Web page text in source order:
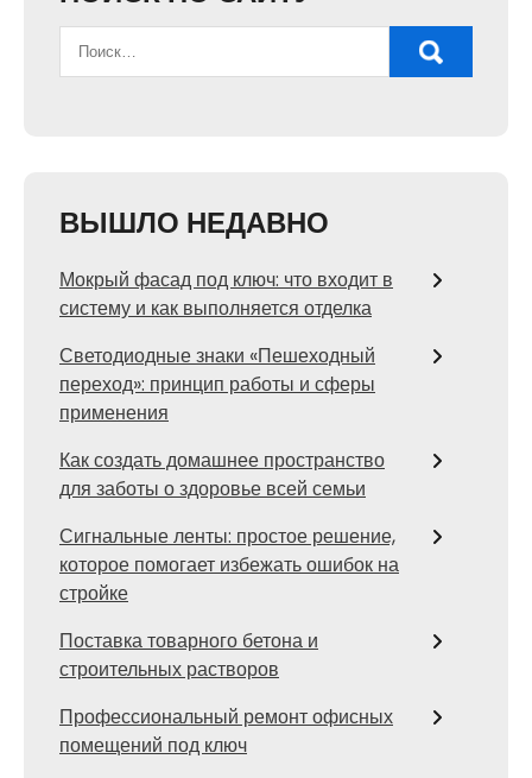
ВЫШЛО НЕДАВНО
Мокрый фасад под ключ: что входит в
систему и как выполняется отделка
Светодиодные знаки «Пешеходный
переход»: принцип работы и сферы
применения
Как создать домашнее пространство
для заботы о здоровье всей семьи
Сигнальные ленты: простое решение,
которое помогает избежать ошибок на
стройке
Поставка товарного бетона и
строительных растворов
Профессиональный ремонт офисных
помещений под ключ